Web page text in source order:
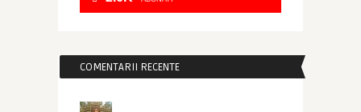
COMENTARII RECENTE